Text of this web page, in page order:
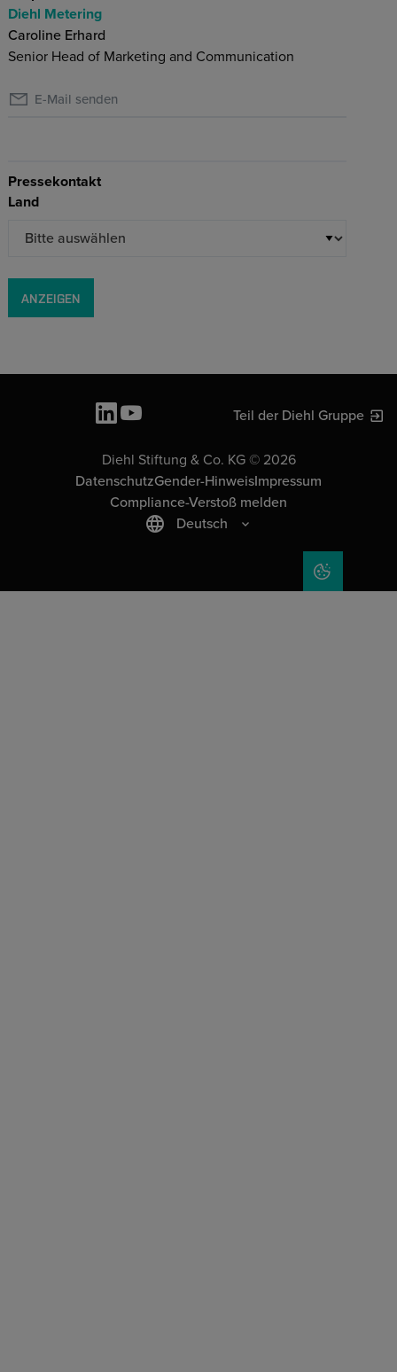
Diehl Metering
Caroline Erhard
Senior Head of Marketing and Communication
E-Mail senden
Pressekontakt
Land
ANZEIGEN
Teil der Diehl Gruppe
Diehl Stiftung & Co. KG © 2026
DatenschutzGender-HinweisImpressum
Compliance-Verstoß melden
Deutsch
COOKIE-